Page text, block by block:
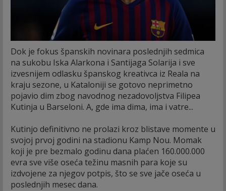
Dok je fokus španskih novinara poslednjih sedmica
na sukobu Iska Alarkona i Santijaga Solarija i sve
izvesnijem odlasku španskog kreativca iz Reala na
kraju sezone, u Kataloniji se gotovo neprimetno
pojavio dim zbog navodnog nezadovoljstva Filipea
Kutinja u Barseloni. A, gde ima dima, ima i vatre...
Kutinjo definitivno ne prolazi kroz blistave momente u
svojoj prvoj godini na stadionu Kamp Nou. Momak
koji je pre bezmalo godinu dana plaćen 160.000.000
evra sve više oseća težinu masnih para koje su
izdvojene za njegov potpis, što se sve jače oseća u
poslednjih mesec dana.